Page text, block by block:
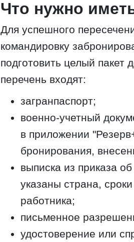
Что нужно
Для успешного
командировку
подготовить целый пакет
перечень входят:
загранпаспорт;
военно-учетный
в приложении
бронирования,
выписка из приказа
указаны страна,
работника;
письменное
удостоверение или